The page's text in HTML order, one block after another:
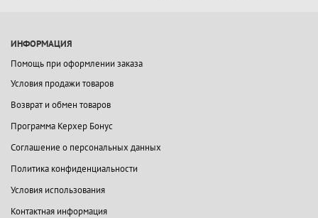
ИНФОРМАЦИЯ
Помощь при оформлении заказа
Условия продажи товаров
Возврат и обмен товаров
Программа Керхер Бонус
Соглашение о персональных данных
Политика конфиденциальности
Условия использования
Контактная информация